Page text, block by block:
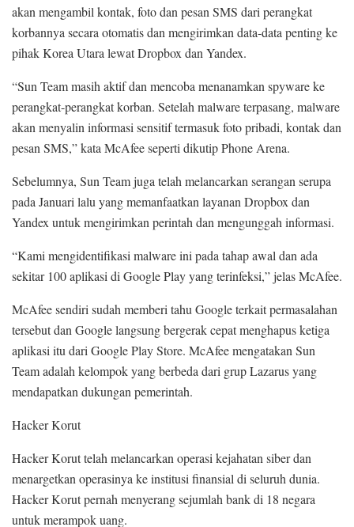
akan mengambil kontak, foto dan pesan SMS dari perangkat
korbannya secara otomatis dan mengirimkan data-data penting ke
pihak Korea Utara lewat Dropbox dan Yandex.
“Sun Team masih aktif dan mencoba menanamkan spyware ke
perangkat-perangkat korban. Setelah malware terpasang, malware
akan menyalin informasi sensitif termasuk foto pribadi, kontak dan
pesan SMS,” kata McAfee seperti dikutip Phone Arena.
Sebelumnya, Sun Team juga telah melancarkan serangan serupa
pada Januari lalu yang memanfaatkan layanan Dropbox dan
Yandex untuk mengirimkan perintah dan mengunggah informasi.
“Kami mengidentifikasi malware ini pada tahap awal dan ada
sekitar 100 aplikasi di Google Play yang terinfeksi,” jelas McAfee.
McAfee sendiri sudah memberi tahu Google terkait permasalahan
tersebut dan Google langsung bergerak cepat menghapus ketiga
aplikasi itu dari Google Play Store. McAfee mengatakan Sun
Team adalah kelompok yang berbeda dari grup Lazarus yang
mendapatkan dukungan pemerintah.
Hacker Korut
Hacker Korut telah melancarkan operasi kejahatan siber dan
menargetkan operasinya ke institusi finansial di seluruh dunia.
Hacker Korut pernah menyerang sejumlah bank di 18 negara
untuk merampok uang.